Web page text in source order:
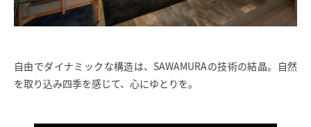
自由でダイナミックな構造は、SAWAMURAの技術の結晶。自然
を取り込み四季を感じて、心にゆとりを。